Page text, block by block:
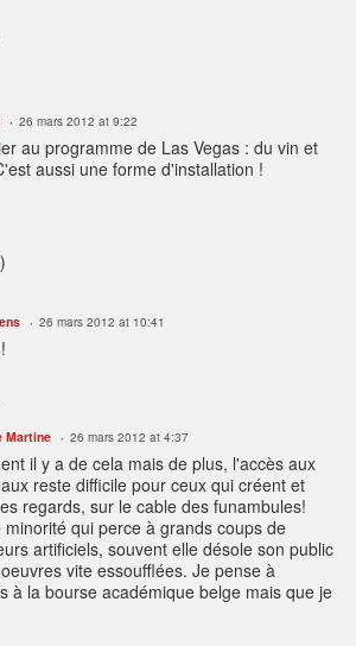
26 mars 2012 at 9:22
au programme de Las Vegas : du vin et
aussi une forme d'installation !
26 mars 2012 at 10:41
Martine 26 mars 2012 at 4:37
il y a de cela mais de plus, l'accès aux
reste difficile pour ceux qui créent et
regards, sur le cable des funambules!
qui perce à grands coups de
artificiels, souvent elle désole son public
vite essoufflées. Je pense à
à la bourse académique belge mais que je